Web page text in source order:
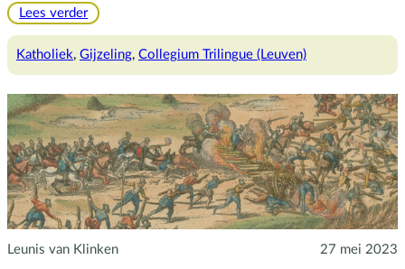
Lees verder:
verstopte
Katholiek, Gijzeling, Collegium Trilingue (Leuven)
Leunis van Klinken 27 mei 2023